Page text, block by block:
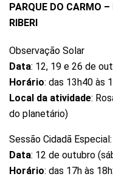
PARQUE DO CARMO
RIBERI
Observação Solar
Data: 12, 19 e 26 de
Horário: das 13h40 às
Local da atividade:
do planetário)
Sessão Cidadã
Data: 12 de outubro
Horário: das 17h às